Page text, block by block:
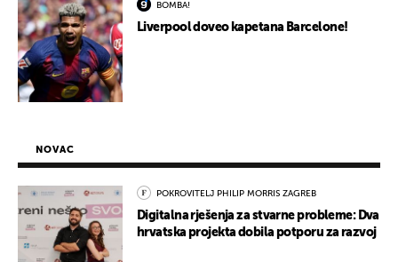
BOMBA!
Liverpool doveo kapetana Barcelone!
NOVAC
POKROVITELJ PHILIP MORRIS ZAGREB
Digitalna rješenja za stvarne probleme: Dva
hrvatska projekta dobila potporu za razvoj